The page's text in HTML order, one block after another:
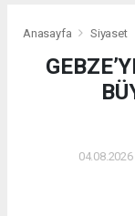
Anasayfa Siyaset